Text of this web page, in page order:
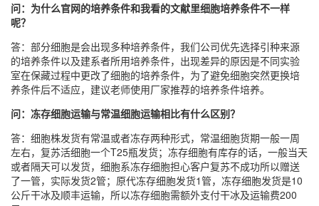
问：为什么官网的培养条件和我看的文献里细胞培养条件不一样
呢？
答：部分细胞是会出现多种培养条件，我们公司优先选择引种来源
的培养条件以及建系者所用培养条件，出现差异的原因是不同实验
室在保藏过程中更改了细胞的培养条件，为了避免细胞突然更换培
养条件后不适应，建议老师使用厂家推荐的培养条件培养。
问：冻存细胞运输与常温细胞运输相比有什么区别？
答：细胞株发货有常温或者冻存两种形式，常温细胞货期一般一周
左右，复苏活细胞一个T25瓶发货；冻存细胞有库存的话，一般当天
或者隔天可以发货，细胞系冻存细胞担心客户复苏不成功所以赠送
了一管，实际发货2管；原代冻存细胞发货1管，冻存细胞发货是10
公斤干冰及顺丰运输，所以冻存细胞需额外支付干冰及运输费200